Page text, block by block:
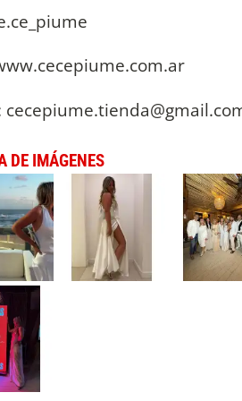
DE IMÁGENES